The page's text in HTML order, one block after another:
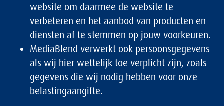
website om daarmee de website te
verbeteren en het aanbod van producten en
diensten af te stemmen op jouw voorkeuren.
MediaBlend verwerkt ook persoonsgegevens
als wij hier wettelijk toe verplicht zijn, zoals
gegevens die wij nodig hebben voor onze
belastingaangifte.